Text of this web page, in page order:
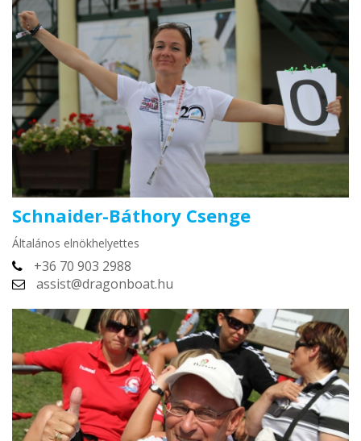
Schnaider-Báthory Csenge
Általános elnökhelyettes
+36 70 903 2988
assist@dragonboat.hu